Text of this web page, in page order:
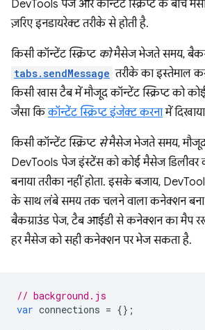
DevTools पेज और कॉन्टेंट स्क्रिप्ट के बीच
ज़रिए इनडायरेक्ट तरीके से होती है.
किसी कॉन्टेंट स्क्रिप्ट कोमैसेज भेजते समय,
tabs.sendMessage तरीके का इस्तेमाल
किसी खास टैब में मौजूद कॉन्टेंट स्क्रिप्ट को
जैसा किकॉन्टेंट स्क्रिप्ट इंजेक्ट करनामें
किसी कॉन्टेंट स्क्रिप्ट सेमैसेज भेजते समय,
DevTools पेज इंस्टेंस को कोई मैसेज डिलीवर
बनाया तरीका नहीं होता. इसके बजाय,
के साथ लंबे समय तक चलने वाला कनेक्शन बना
बैकग्राउंड पेज, टैब आईडी से कनेक्शन का मैप
हर मैसेज को सही कनेक्शन पर भेज सकता है.
// background.js
var connections = {};